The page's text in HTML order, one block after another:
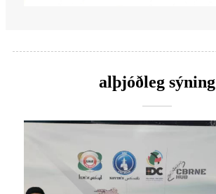
alþjóðleg sýning